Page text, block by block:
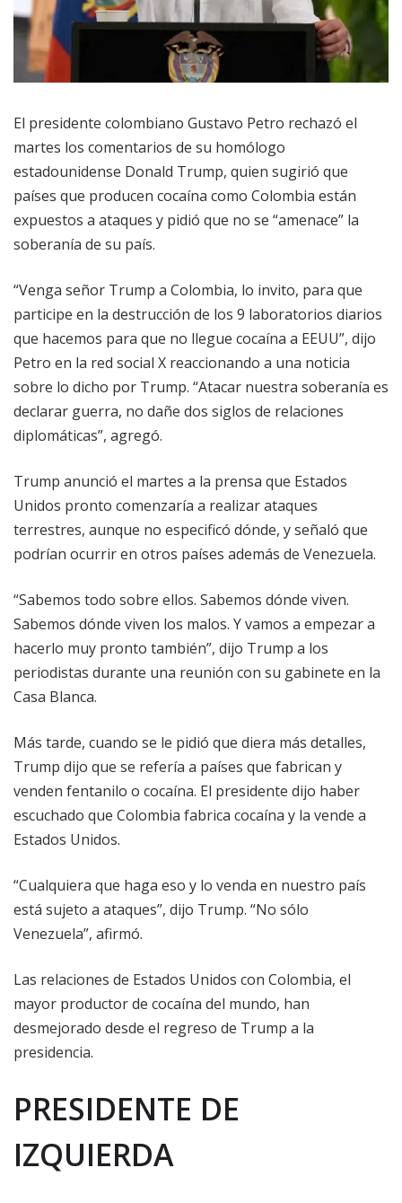
El presidente colombiano Gustavo Petro rechazó el
martes los comentarios de su homólogo
estadounidense Donald Trump, quien sugirió que
países que producen cocaína como Colombia están
expuestos a ataques y pidió que no se “amenace” la
soberanía de su país.
“Venga señor Trump a Colombia, lo invito, para que
participe en la destrucción de los 9 laboratorios diarios
que hacemos para que no llegue cocaína a EEUU”, dijo
Petro en la red social X reaccionando a una noticia
sobre lo dicho por Trump. “Atacar nuestra soberanía es
declarar guerra, no dañe dos siglos de relaciones
diplomáticas”, agregó.
Trump anunció el martes a la prensa que Estados
Unidos pronto comenzaría a realizar ataques
terrestres, aunque no especificó dónde, y señaló que
podrían ocurrir en otros países además de Venezuela.
“Sabemos todo sobre ellos. Sabemos dónde viven.
Sabemos dónde viven los malos. Y vamos a empezar a
hacerlo muy pronto también”, dijo Trump a los
periodistas durante una reunión con su gabinete en la
Casa Blanca.
Más tarde, cuando se le pidió que diera más detalles,
Trump dijo que se refería a países que fabrican y
venden fentanilo o cocaína. El presidente dijo haber
escuchado que Colombia fabrica cocaína y la vende a
Estados Unidos.
“Cualquiera que haga eso y lo venda en nuestro país
está sujeto a ataques”, dijo Trump. “No sólo
Venezuela”, afirmó.
Las relaciones de Estados Unidos con Colombia, el
mayor productor de cocaína del mundo, han
desmejorado desde el regreso de Trump a la
presidencia.
PRESIDENTE DE
IZQUIERDA